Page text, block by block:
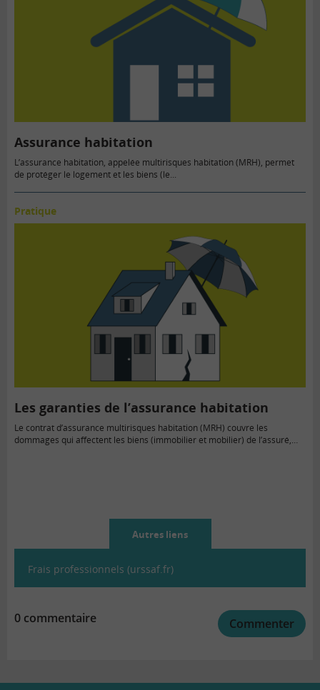
Assurance habitation
L’assurance habitation, appelée multirisques habitation (MRH), permet
de protéger le logement et les biens (le...
Pratique
Les garanties de l’assurance habitation
Le contrat d’assurance multirisques habitation (MRH) couvre les
dommages qui affectent les biens (immobilier et mobilier) de l’assuré,…
Autres liens
Frais professionnels (urssaf.fr)
0 commentaire Commenter